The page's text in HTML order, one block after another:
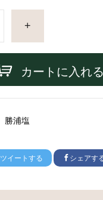
+
カートに入れる
勝浦塩
ツイートする シェアす